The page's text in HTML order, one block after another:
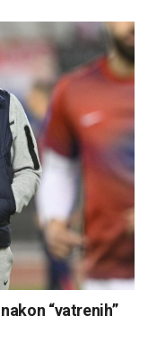
“vatrenih”